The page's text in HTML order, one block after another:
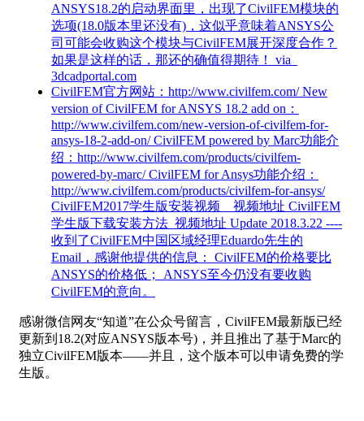
ANSYS18.2的启动界面里，出现了CivilFEM模块的
选项(18.0版本里还没有)，这似乎意味着ANSYS公
司可能会收购这个模块与CivilFEM展开深度合作？
如果是这样的话，那还的确值得期待！ via
3dcadportal.com
CivilFEM官方网站：http://www.civilfem.com/ New
version of CivilFEM for ANSYS 18.2 add on：
http://www.civilfem.com/new-version-of-civilfem-for-
ansys-18-2-add-on/ CivilFEM powered by Marc功能介
绍：http://www.civilfem.com/products/civilfem-
powered-by-marc/ CivilFEM for Ansys功能介绍：
http://www.civilfem.com/products/civilfem-for-ansys/
CivilFEM2017学生版安装视频 视频地址 CivilFEM
学生版下载安装方法 视频地址 Update 2018.3.22 ----
收到了CivilFEM中国区域经理Eduardo先生的
Email，感谢他提供的信息： CivilFEM的价格要比
ANSYS的价格低； ANSYS至今仍没有要收购
CivilFEM的意向。
感谢微信网友“知道”在公众号留言，CivilFEM最新版已经
更新到18.2(对应ANSYS版本号)，并且推出了基于Marc的
独立CivilFEM版本——并且，这个版本可以申请免费的学
生版。